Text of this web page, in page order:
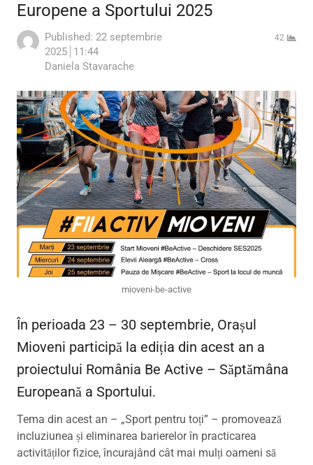
Europene a Sportului 2025
Published: 22 septembrie
2025 11:44
Author
Daniela Stavarache
42
mioveni-be-active
În perioada 23 – 30 septembrie, Orașul
Mioveni participă la ediția din acest an a
proiectului România Be Active – Săptămâna
Europeană a Sportului.
Tema din acest an – „Sport pentru toți” – promovează
incluziunea și eliminarea barierelor în practicarea
activităților fizice, încurajând cât mai mulți oameni să